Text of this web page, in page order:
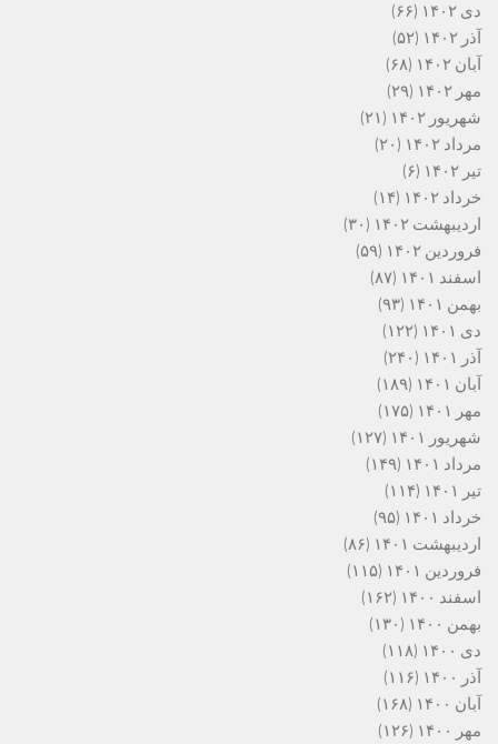
دی ۱۴۰۲
(۶۶)
آذر ۱۴۰۲
(۵۲)
آبان ۱۴۰۲
(۶۸)
مهر ۱۴۰۲
(۲۹)
شهریور ۱۴۰۲
(۲۱)
مرداد ۱۴۰۲
(۲۰)
تیر ۱۴۰۲
(۶)
خرداد ۱۴۰۲
(۱۴)
اردیبهشت ۱۴۰۲
(۳۰)
فروردین ۱۴۰۲
(۵۹)
اسفند ۱۴۰۱
(۸۷)
بهمن ۱۴۰۱
(۹۳)
دی ۱۴۰۱
(۱۲۲)
آذر ۱۴۰۱
(۲۴۰)
آبان ۱۴۰۱
(۱۸۹)
مهر ۱۴۰۱
(۱۷۵)
شهریور ۱۴۰۱
(۱۲۷)
مرداد ۱۴۰۱
(۱۴۹)
تیر ۱۴۰۱
(۱۱۴)
خرداد ۱۴۰۱
(۹۵)
اردیبهشت ۱۴۰۱
(۸۶)
فروردین ۱۴۰۱
(۱۱۵)
اسفند ۱۴۰۰
(۱۶۲)
بهمن ۱۴۰۰
(۱۳۰)
دی ۱۴۰۰
(۱۱۸)
آذر ۱۴۰۰
(۱۱۶)
آبان ۱۴۰۰
(۱۶۸)
مهر ۱۴۰۰
(۱۲۶)